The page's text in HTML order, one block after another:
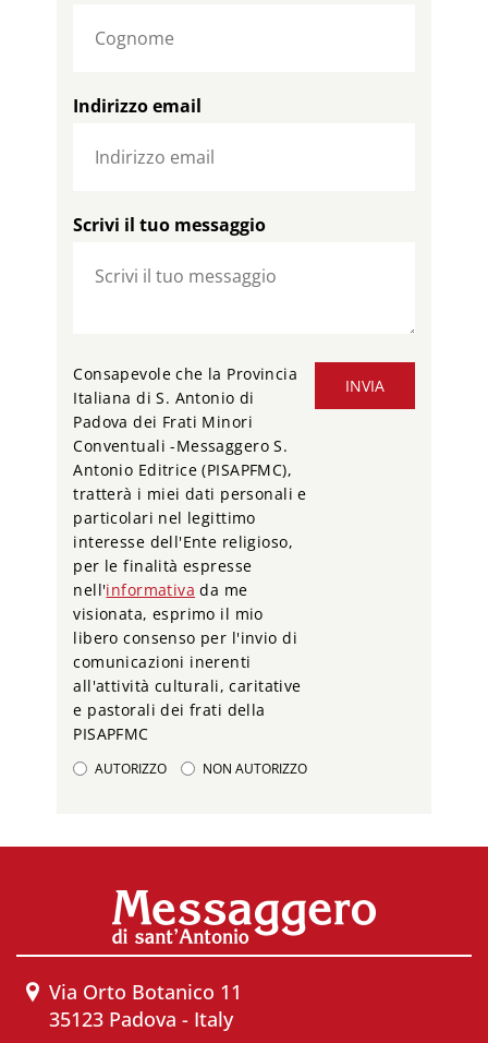
Indirizzo email
Scrivi il tuo messaggio
INVIA
Consapevole che la Provincia
Italiana di S. Antonio di
Padova dei Frati Minori
Conventuali -Messaggero S.
Antonio Editrice (PISAPFMC),
tratterà i miei dati personali e
particolari nel legittimo
interesse dell'Ente religioso,
per le finalità espresse
nell'informativa da me
visionata, esprimo il mio
libero consenso per l'invio di
comunicazioni inerenti
all'attività culturali, caritative
e pastorali dei frati della
PISAPFMC
AUTORIZZO NON AUTORIZZO
Via Orto Botanico 11
35123 Padova - Italy